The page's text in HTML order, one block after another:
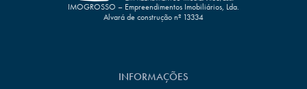
IMOGROSSO – Empreendimentos Imobiliários, Lda.
Alvará de construção nº 13334
INFORMAÇÕES